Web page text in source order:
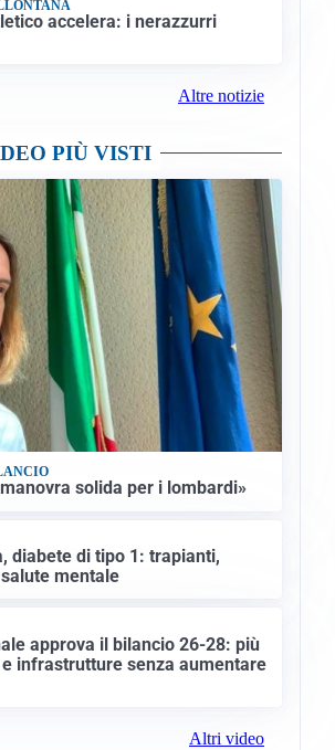
accelera: i nerazzurri
Altre notizie
PIÙ VISTI
solida per i lombardi»
diabete di tipo 1: trapianti,
mentale
approva il bilancio 26-28: più
infrastrutture senza aumentare
Altri video